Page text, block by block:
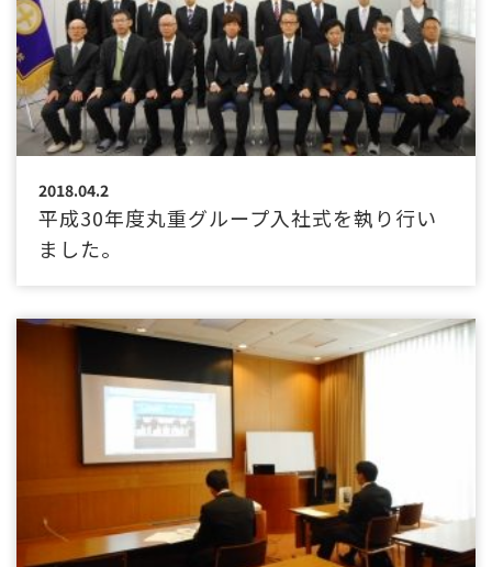
2018.04.2
平成30年度丸重グループ入社式を執り行い
ました。